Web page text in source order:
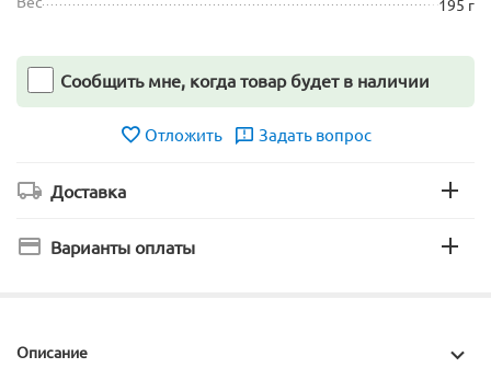
195 г
Сообщить мне, когда товар будет в наличии
Отложить Задать вопрос
Доставка
Варианты оплаты
Описание